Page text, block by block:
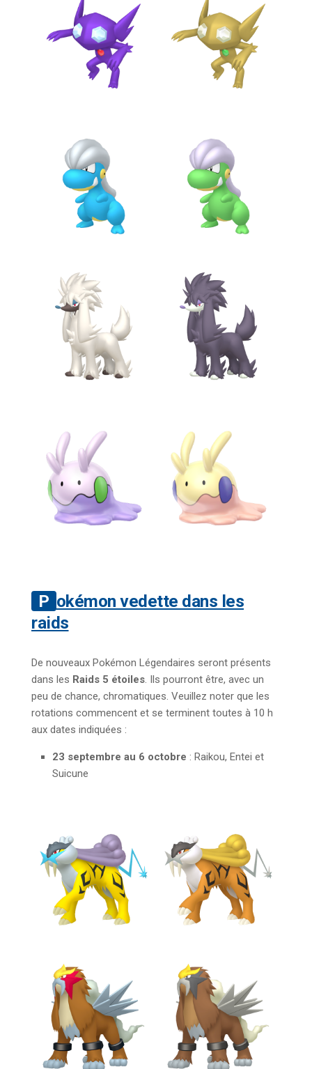
Pokémon vedette dans les
raids
De nouveaux Pokémon Légendaires seront présents
dans les Raids 5 étoiles. Ils pourront être, avec un
peu de chance, chromatiques. Veuillez noter que les
rotations commencent et se terminent toutes à 10 h
aux dates indiquées :
23 septembre au 6 octobre : Raikou, Entei et
Suicune